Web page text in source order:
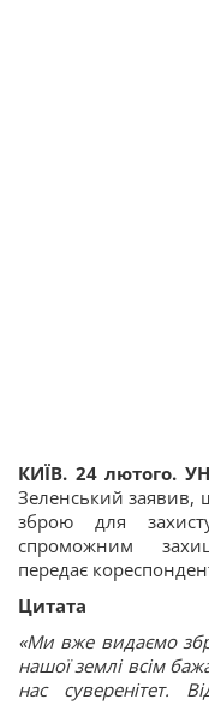
КИЇВ. 24 лютого.
Зеленський заявив,
зброю для
спроможним
передає
Цитата
«Ми вже видаємо
нашої землі всім
нас суверенітет.